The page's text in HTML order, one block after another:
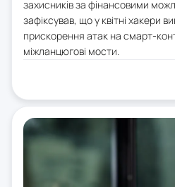
захисників за фінансовими
зафіксував, що у квітні хакери
прискорення атак на смарт-
міжланцюгові мости.